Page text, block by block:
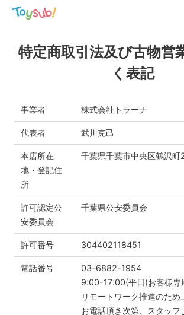
特定商取引法及び古物営
く表記
事業者 株式会社トラーナ
代表者 武川克己
本店所在
地・登記住
所
千葉県千葉市中央区鶴沢町
許可認定公
安委員会
千葉県公安委員会
許可番号 304402118451
電話番号
03-6882-1954
9:00-17:00(平日)お客様専
リモートワーク推進のため
お電話頂き次第、スタッフ